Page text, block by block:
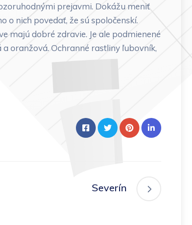
prejavmi. Dokážu meniť
o nich povedať, že sú spoločenskí.
majú dobré zdravie. Je ale podmienené
oranžová. Ochranné rastliny ľubovník,
Severín